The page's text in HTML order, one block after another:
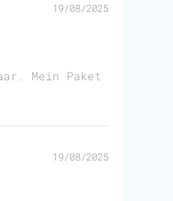
19/08/2025
Mein Paket
19/08/2025